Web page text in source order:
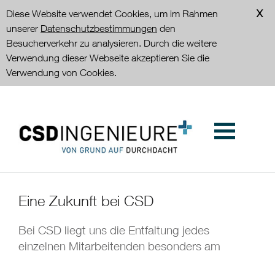
Diese Website verwendet Cookies, um im Rahmen
unserer Datenschutzbestimmungen den
Besucherverkehr zu analysieren. Durch die weitere
Verwendung dieser Webseite akzeptieren Sie die
Verwendung von Cookies.
Eine Zukunft bei CSD
Bei CSD liegt uns die Entfaltung jedes
einzelnen Mitarbeitenden besonders am